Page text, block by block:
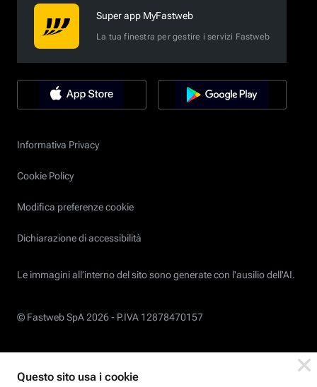
Super app MyFastweb
La tua finestra per gestire i servizi Fastweb
Informativa Privacy
Cookie Policy
Modifica preferenze cookie
Dichiarazione di accessibilità
Le immagini all’interno del sito sono generate con l'ausilio dell'AI.
© Fastweb SpA 2026 - P.IVA 12878470157